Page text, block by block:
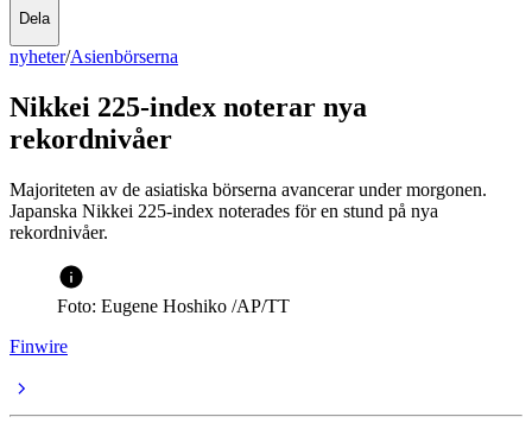
Dela
nyheter/Asienbörserna
Nikkei 225-index noterar nya
rekordnivåer
Majoriteten av de asiatiska börserna avancerar under morgonen.
Japanska Nikkei 225-index noterades för en stund på nya
rekordnivåer.
Foto: Eugene Hoshiko /AP/TT
Finwire